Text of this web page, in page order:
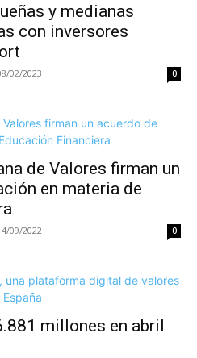
y medianas
con inversores
02/2023 0
de Valores firman un
en materia de
09/2022 0
millones en abril